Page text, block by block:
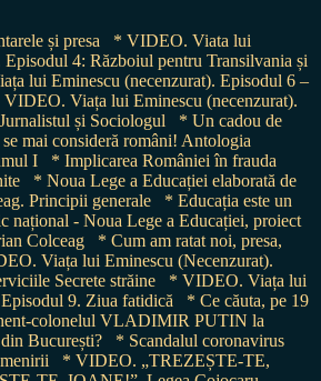
și presa
* VIDEO. Viata lui
4: Războiul pentru Transilvania și
lui Eminescu (necenzurat). Episodul 6 –
VIDEO. Viața lui Eminescu (necenzurat).
și Sociologul
* Un cadou de
mai consideră români! Antologia
I
* Implicarea României în frauda
* Noua Lege a Educației elaborată de
Principii generale
* Educația este un
național - Noua Lege a Educației, proiect
Colceag
* Cum am ratat noi, presa,
Viața lui Eminescu (Necenzurat).
Secrete străine
* VIDEO. Viața lui
9. Ziua fatidică
* Ce căuta, pe 19
colonelul VLADIMIR PUTIN la
București?
* Scandalul coronavirus
* VIDEO. „TREZEȘTE-TE,